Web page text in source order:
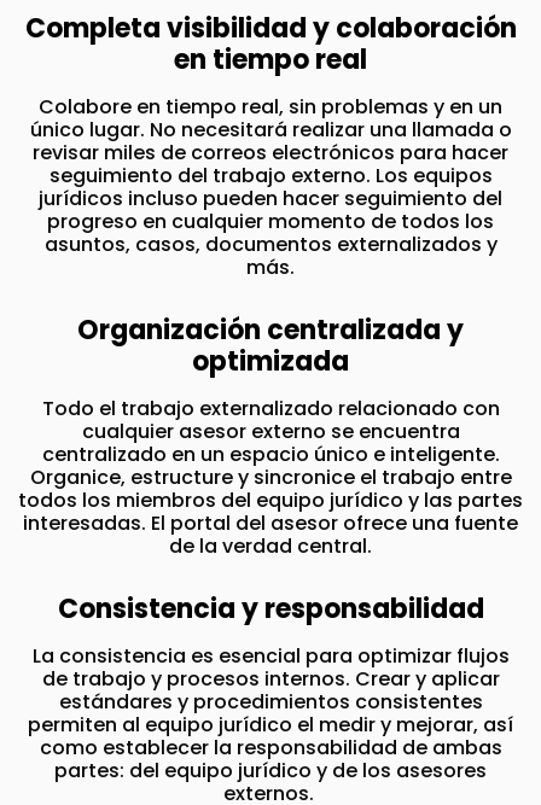
Completa visibilidad y colaboración
en tiempo real
Colabore en tiempo real, sin problemas y en un
único lugar. No necesitará realizar una llamada o
revisar miles de correos electrónicos para hacer
seguimiento del trabajo externo. Los equipos
jurídicos incluso pueden hacer seguimiento del
progreso en cualquier momento de todos los
asuntos, casos, documentos externalizados y
más.
Organización centralizada y
optimizada
Todo el trabajo externalizado relacionado con
cualquier asesor externo se encuentra
centralizado en un espacio único e inteligente.
Organice, estructure y sincronice el trabajo entre
todos los miembros del equipo jurídico y las partes
interesadas. El portal del asesor ofrece una fuente
de la verdad central.
Consistencia y responsabilidad
La consistencia es esencial para optimizar flujos
de trabajo y procesos internos. Crear y aplicar
estándares y procedimientos consistentes
permiten al equipo jurídico el medir y mejorar, así
como establecer la responsabilidad de ambas
partes: del equipo jurídico y de los asesores
externos.